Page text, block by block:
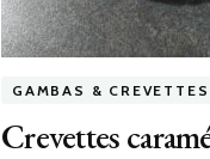
GAMBAS & CREVETTES
Crevettes